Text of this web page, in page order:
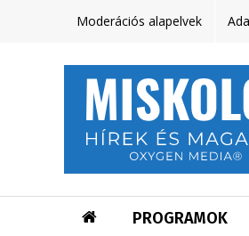
Moderációs alapelvek
PROGRAMOK